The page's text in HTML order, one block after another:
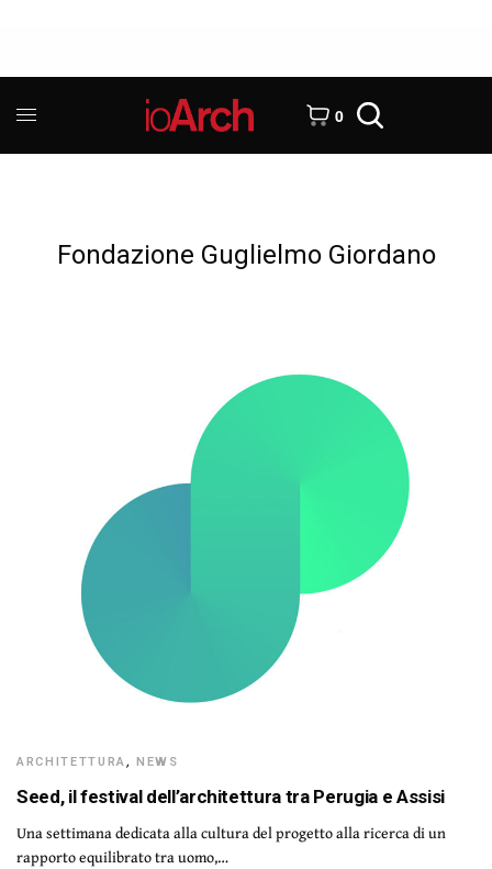
0
Fondazione Guglielmo Giordano
ARCHITETTURA,NEWS
Seed, il festival dell’architettura tra Perugia e Assisi
Una settimana dedicata alla cultura del progetto alla ricerca di un
rapporto equilibrato tra uomo,…